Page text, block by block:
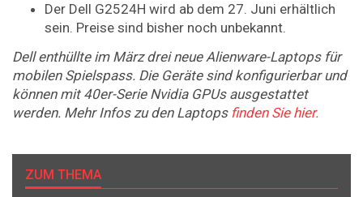
Der Dell G2524H wird ab dem 27. Juni erhältlich
sein. Preise sind bisher noch unbekannt.
Dell enthüllte im März drei neue Alienware-Laptops für
mobilen Spielspass. Die Geräte sind konfigurierbar und
können mit 40er-Serie Nvidia GPUs ausgestattet
werden. Mehr Infos zu den Laptops finden Sie hier.
ZUM THEMA